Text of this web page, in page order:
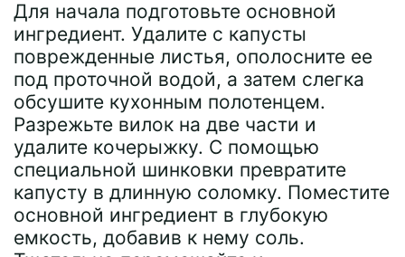
Для начала подготовьте основной
ингредиент. Удалите с капусты
поврежденные листья, ополосните ее
под проточной водой, а затем слегка
обсушите кухонным полотенцем.
Разрежьте вилок на две части и
удалите кочерыжку. С помощью
специальной шинковки превратите
капусту в длинную соломку. Поместите
основной ингредиент в глубокую
емкость, добавив к нему соль.